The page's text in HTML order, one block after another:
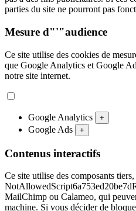
parties du site ne pourront pas
Mesure d"'"audience
Ce site utilise des cookies de
que Google Analytics et Google
notre site internet.
Google Analytics +
Google Ads +
Contenus interactifs
Ce site utilise des composants
MailChimp ou Calameo, qui
machine. Si vous décider de